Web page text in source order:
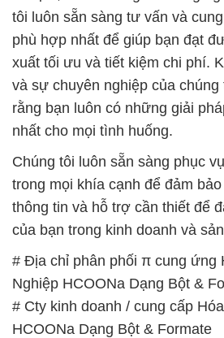
tôi luôn sẵn sàng tư vấn và
phù hợp nhất để giúp bạn đạt
xuất tối ưu và tiết kiệm chi phí.
và sự chuyên nghiệp của chúng
rằng bạn luôn có những giải
nhất cho mọi tình huống.
Chúng tôi luôn sẵn sàng phục
trong mọi khía cạnh để đảm
thông tin và hỗ trợ cần thiết để
của bạn trong kinh doanh và
# Địa chỉ phân phối π cung ứng
Nghiệp HCOONa Dạng Bột &
# Cty kinh doanh / cung cấp
HCOONa Dạng Bột & Formate